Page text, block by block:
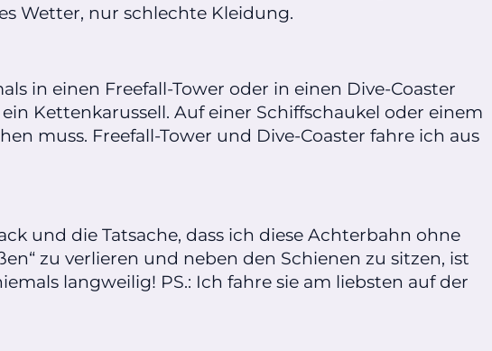
Wetter, nur schlechte Kleidung.
in einen Freefall-Tower oder in einen Dive-Coaster
Kettenkarussell. Auf einer Schiffschaukel oder einem
muss. Freefall-Tower und Dive-Coaster fahre ich aus
und die Tatsache, dass ich diese Achterbahn ohne
zu verlieren und neben den Schienen zu sitzen, ist
langweilig! PS.: Ich fahre sie am liebsten auf der